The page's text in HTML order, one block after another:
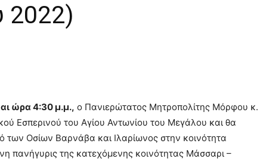
2022)
ώρα 4:30 μ.μ., ο Πανιερώτατος Μητροπολίτης Μόρφου κ.
Εσπερινού του Αγίου Αντωνίου του Μεγάλου και θα
των Οσίων Βαρνάβα και Ιλαρίωνος στην κοινότητα
πανήγυρις της κατεχόμενης κοινότητας Μάσσαρι –